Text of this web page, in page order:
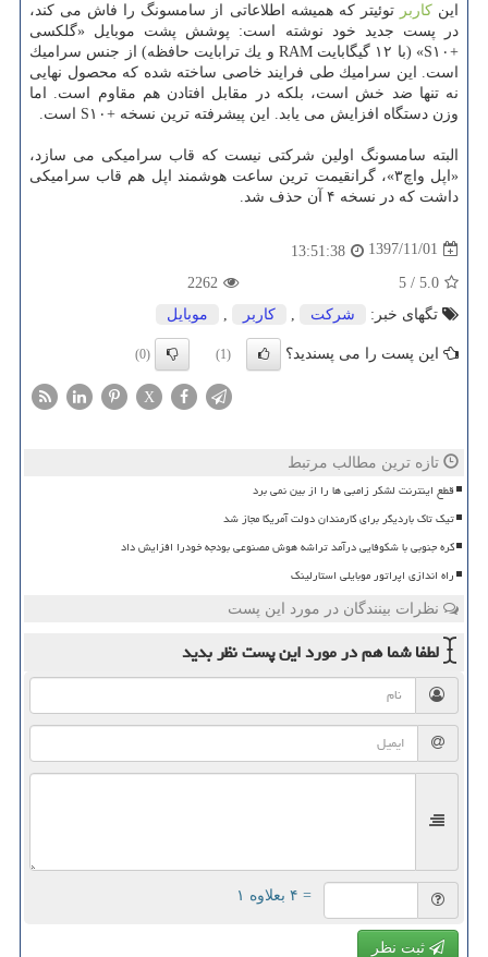
اینكاربر توئیتر كه همیشه اطلاعاتی از سامسونگ را فاش می كند،
در پست جدید خود نوشته است: پوشش پشت موبایل «گلكسی
+S۱۰» (با ۱۲ گیگابایت RAM و یك ترابایت حافظه) از جنس سرامیك
است. این سرامیك طی فرایند خاصی ساخته شده كه محصول نهایی
نه تنها ضد خش است، بلكه در مقابل افتادن هم مقاوم است. اما
وزن دستگاه افزایش می یابد. این پیشرفته ترین نسخه +S۱۰ است.
البته سامسونگ اولین شركتی نیست كه قاب سرامیكی می سازد،
«اپل واچ۳»، گرانقیمت ترین ساعت هوشمند اپل هم قاب سرامیكی
داشت كه در نسخه ۴ آن حذف شد.
1397/11/01
13:51:38
5.0
/
5
2262
تگهای خبر:
شركت كاربر موبایل
این پست را می پسندید؟ (1)
(0)
X
تازه ترین مطالب مرتبط
قطع اینترنت لشکر زامبی ها را از بین نمی برد
تیک تاک باردیگر برای کارمندان دولت آمریکا مجاز شد
کره جنوبی با شکوفایی درآمد تراشه هوش مصنوعی بودجه خودرا افزایش داد
راه اندازی اپراتور موبایلی استارلینک
نظرات بینندگان در مورد این پست
لطفا شما همدر مورد این پستنظر بدید
= ۴ بعلاوه ۱
ثبت نظر